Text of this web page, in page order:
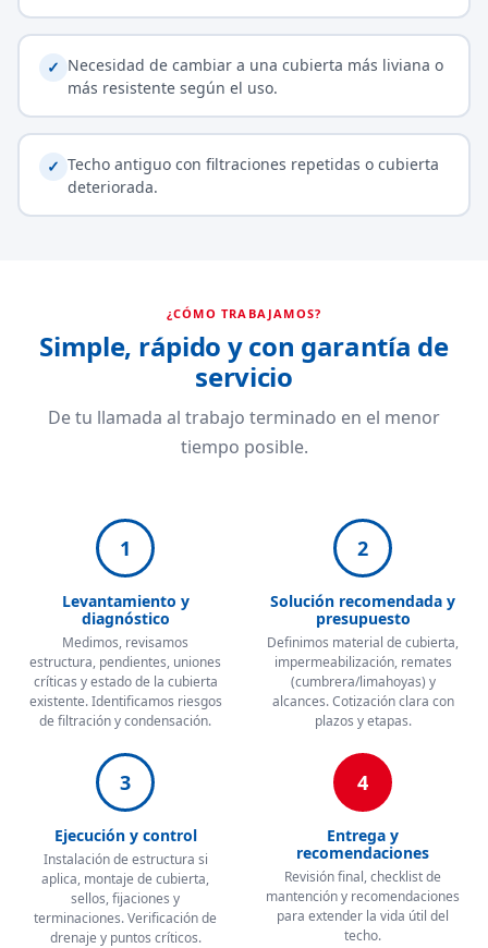
✓ Necesidad de cambiar a una cubierta más liviana o
más resistente según el uso.
✓ Techo antiguo con filtraciones repetidas o cubierta
deteriorada.
¿CÓMO TRABAJAMOS?
Simple, rápido y con garantía de
servicio
De tu llamada al trabajo terminado en el menor
tiempo posible.
1
Levantamiento y
diagnóstico
Medimos, revisamos
estructura, pendientes, uniones
críticas y estado de la cubierta
existente. Identificamos riesgos
de filtración y condensación.
2
Solución recomendada y
presupuesto
Definimos material de cubierta,
impermeabilización, remates
(cumbrera/limahoyas) y
alcances. Cotización clara con
plazos y etapas.
3
Ejecución y control
Instalación de estructura si
aplica, montaje de cubierta,
sellos, fijaciones y
terminaciones. Verificación de
drenaje y puntos críticos.
4
Entrega y
recomendaciones
Revisión final, checklist de
mantención y recomendaciones
para extender la vida útil del
techo.